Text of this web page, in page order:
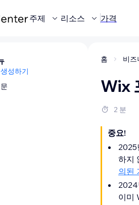
주제 리소스 가격
성하기
홈
Wix
2 분
중요!
2025
하지
의된
2024
이미